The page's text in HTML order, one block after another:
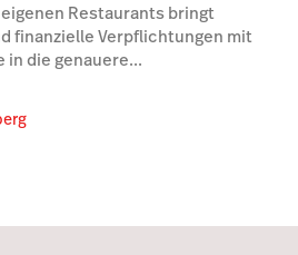
Restaurants bringt
finanzielle Verpflichtungen mit
in die genauere...